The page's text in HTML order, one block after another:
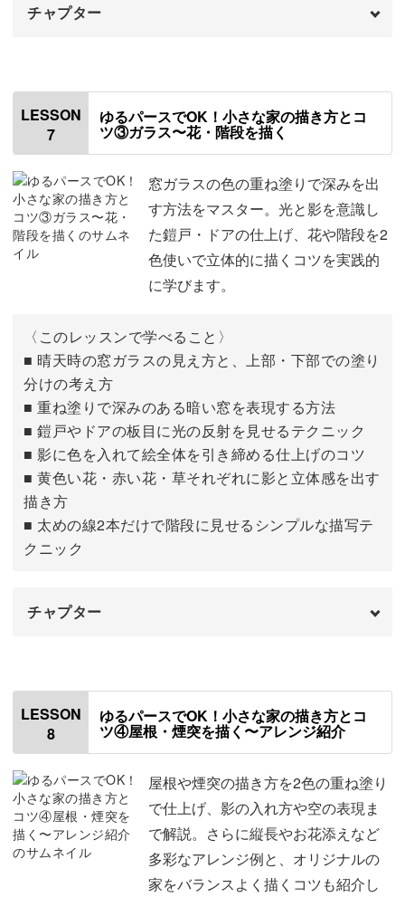
チャプター
色を塗る順番について
ゼラニウムを塗る
壁を塗る 04:48
窓枠とドアの枠を塗る 08:58
LESSON
7
ゆるパースでOK！小さな家の描き方とコ
ツ③ガラス〜花・階段を描く
窓ガラスの色の重ね塗りで深みを出
す方法をマスター。光と影を意識し
た鎧戸・ドアの仕上げ、花や階段を2
色使いで立体的に描くコツを実践的
に学びます。
〈このレッスンで学べること〉
■ 晴天時の窓ガラスの見え方と、上部・下部での塗り
分けの考え方
■ 重ね塗りで深みのある暗い窓を表現する方法
■ 鎧戸やドアの板目に光の反射を見せるテクニック
■ 影に色を入れて絵全体を引き締める仕上げのコツ
■ 黄色い花・赤い花・草それぞれに影と立体感を出す
描き方
■ 太めの線2本だけで階段に見せるシンプルな描写テ
クニック
チャプター
ガラスの塗り方について
ガラスを塗る
窓とドアを仕上げる 06:17
花や階段を描く 12:58
LESSON
8
ゆるパースでOK！小さな家の描き方とコ
ツ④屋根・煙突を描く〜アレンジ紹介
屋根や煙突の描き方を2色の重ね塗り
で仕上げ、影の入れ方や空の表現ま
で解説。さらに縦長やお花添えなど
多彩なアレンジ例と、オリジナルの
家をバランスよく描くコツも紹介し